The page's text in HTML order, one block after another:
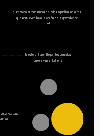
sistema solar :conjuntos de todos aquellos objectos
que se mueven bajo la acción de la gravedad del
sol
de este cinturón llegan los cometas
que se ven en la tierra
sol a Neptuno
30.1ua